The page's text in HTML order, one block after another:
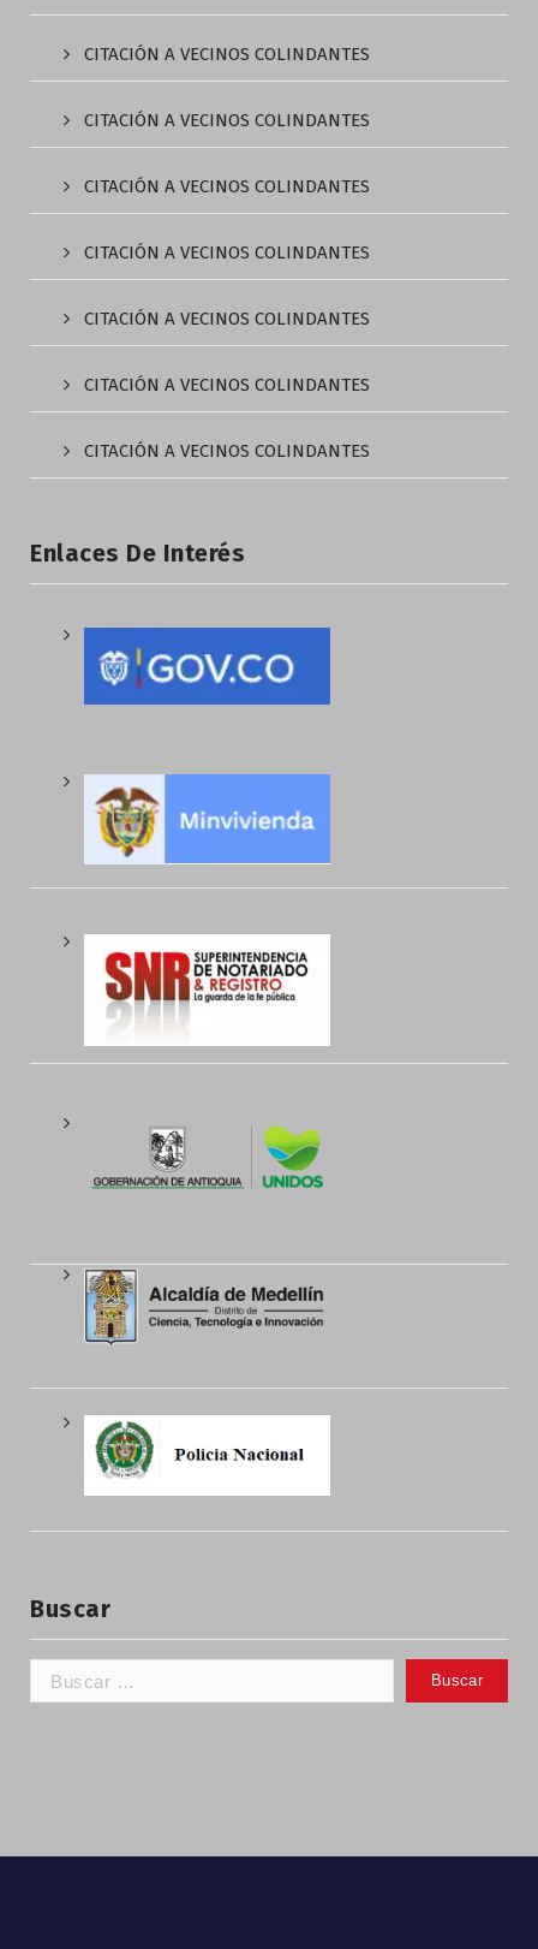
CITACIÓN A VECINOS COLINDANTES
CITACIÓN A VECINOS COLINDANTES
CITACIÓN A VECINOS COLINDANTES
CITACIÓN A VECINOS COLINDANTES
CITACIÓN A VECINOS COLINDANTES
CITACIÓN A VECINOS COLINDANTES
CITACIÓN A VECINOS COLINDANTES
Enlaces De Interés
Buscar